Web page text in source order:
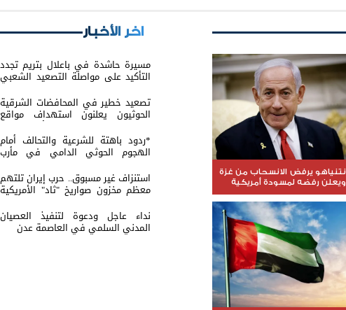
نتنياهو يرفض الانسحاب من غزة
ويعلن رفضه لمسودة أمريكية
اخر الأخبار
مسيرة حاشدة في باعلال بتريم تجدد
التأكيد على مواصلة التصعيد الشعبي
تصعيد خطير في المحافضات الشرقية
الحوثيون يعلنون استهداف مواقع
عسكرية في حضرموت ومأرب اليمنية
بوابل من الصواريخ والطائرات المسيّرة
*ردود باهتة للشرعية والتحالف أمام
الهجوم الحوثي الدامي في مأرب
وحضرموت*
استنزاف غير مسبوق.. حرب إيران تلتهم
معظم مخزون صواريخ "ثاد" الأمريكية
وتدق ناقوس الخطر داخل البنتاغون
نداء عاجل ودعوة لتنفيذ العصيان
المدني السلمي في العاصمة عدن